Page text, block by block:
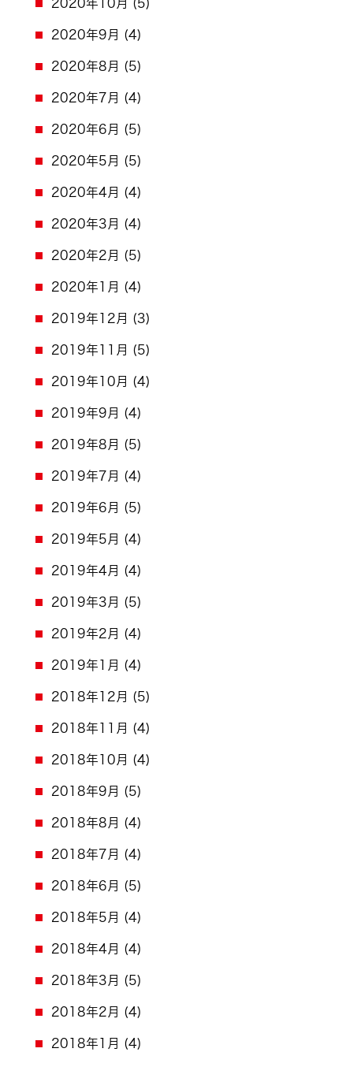
2020年10月 (5)
2020年9月 (4)
2020年8月 (5)
2020年7月 (4)
2020年6月 (5)
2020年5月 (5)
2020年4月 (4)
2020年3月 (4)
2020年2月 (5)
2020年1月 (4)
2019年12月 (3)
2019年11月 (5)
2019年10月 (4)
2019年9月 (4)
2019年8月 (5)
2019年7月 (4)
2019年6月 (5)
2019年5月 (4)
2019年4月 (4)
2019年3月 (5)
2019年2月 (4)
2019年1月 (4)
2018年12月 (5)
2018年11月 (4)
2018年10月 (4)
2018年9月 (5)
2018年8月 (4)
2018年7月 (4)
2018年6月 (5)
2018年5月 (4)
2018年4月 (4)
2018年3月 (5)
2018年2月 (4)
2018年1月 (4)